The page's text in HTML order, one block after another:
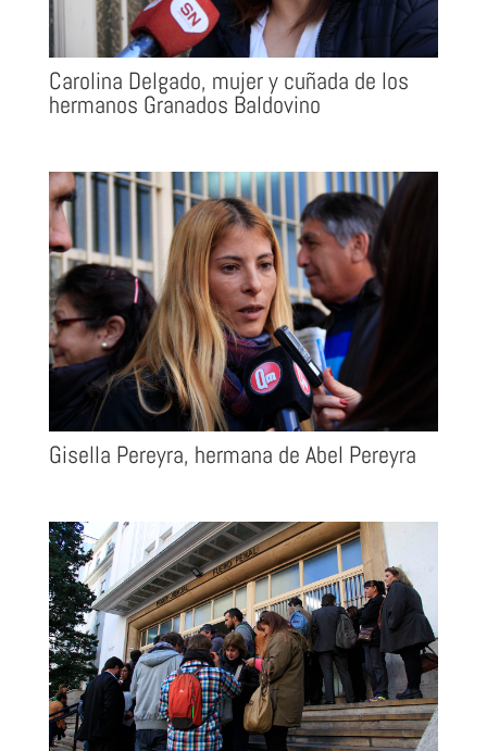
Carolina Delgado, mujer y cuñada de los
hermanos Granados Baldovino
Gisella Pereyra, hermana de Abel Pereyra